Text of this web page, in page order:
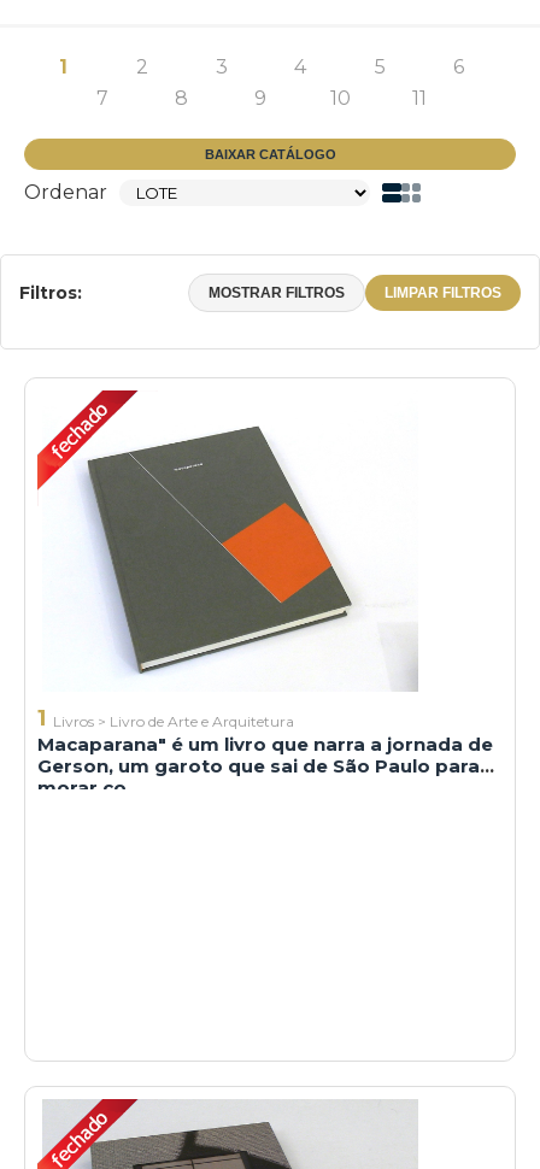
1 2 3 4 5
6
7
8 9 10 11
BAIXAR CATÁLOGO
Ordenar
Filtros: MOSTRAR FILTROS LIMPAR FILTROS
1 Livros > Livro de Arte e Arquitetura
Macaparana" é um livro que narra a jornada de
Gerson, um garoto que sai de São Paulo para
morar co